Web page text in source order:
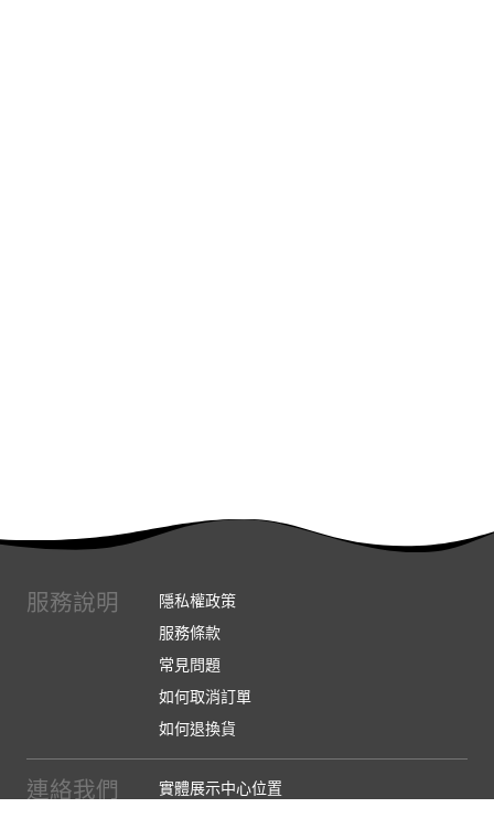
服務說明
隱私權政策
服務條款
常見問題
如何取消訂單
如何退換貨
連絡我們
實體展示中心位置